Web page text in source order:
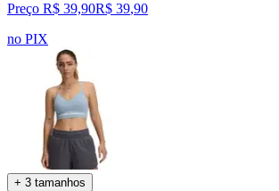
Preço R$ 39,90R$ 39,90
no PIX
+ 3 tamanhos